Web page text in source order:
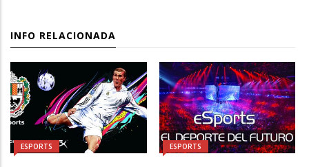
INFO RELACIONADA
ESPORTS ESPORTS